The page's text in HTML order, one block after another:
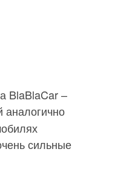
BlaBlaCar –
аналогично
сильные